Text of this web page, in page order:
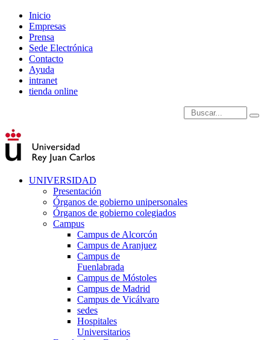
Inicio
Empresas
Prensa
Sede Electrónica
Contacto
Ayuda
intranet
tienda online
Introduce términos de
UNIVERSIDAD
Presentación
Órganos de gobierno unipersonales
Órganos de gobierno colegiados
Campus
Campus de Alcorcón
Campus de Aranjuez
Campus de
Fuenlabrada
Campus de Móstoles
Campus de Madrid
Campus de Vicálvaro
sedes
Hospitales
Universitarios